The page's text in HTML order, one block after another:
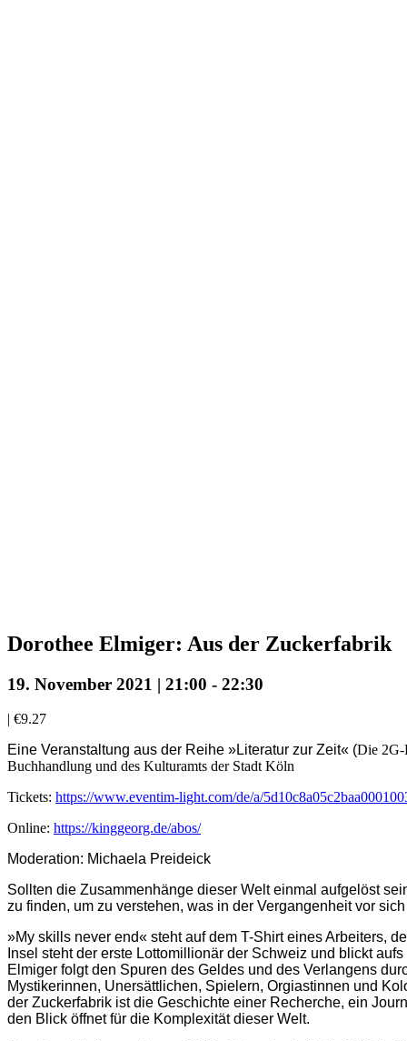
Dorothee Elmiger: Aus der Zuckerfabrik
19. November 2021 | 21:00 - 22:30
| €9.27
Eine Veranstaltung aus der Reihe »Literatur zur Zeit« (Die 2G-
Buchhandlung und des Kulturamts der Stadt Köln
Tickets: https://www.eventim-light.com/de/a/
Online: https://kinggeorg.de/abos/
Moderation: Michaela Preideick
Sollten die Zusammenhänge dieser Welt einmal aufgelöst
zu finden, um zu verstehen, was in der Vergangenheit vor
»My skills never end« steht auf dem T-Shirt eines Arbeiters,
Insel steht der erste Lottomillionär der Schweiz und blickt
Elmiger folgt den Spuren des Geldes und des Verlangens
Mystikerinnen, Unersättlichen, Spielern, Orgiastinnen und
der Zuckerfabrik ist die Geschichte einer Recherche, ein
den Blick öffnet für die Komplexität dieser Welt.